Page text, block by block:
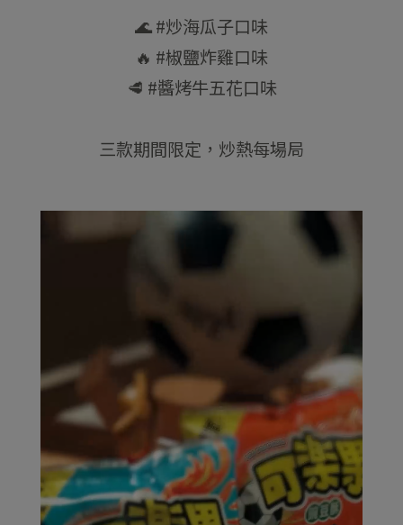
🌊 #炒海瓜子口味
🔥 #椒鹽炸雞口味
🥩 #醬烤牛五花口味
三款期間限定，炒熱每場局